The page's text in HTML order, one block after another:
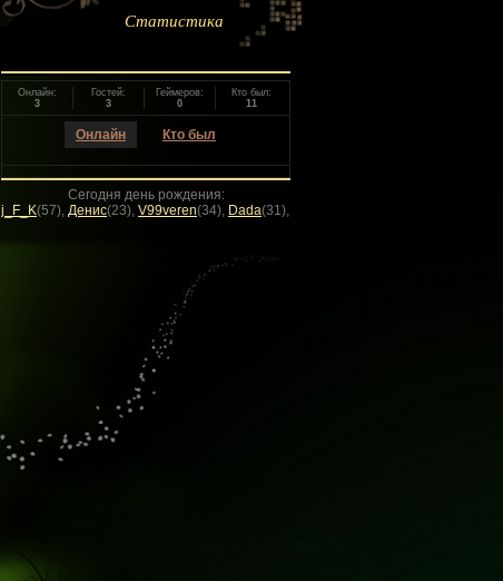
Статистика
Онлайн:
3
Гостей:
3
Геймеров:
0
Кто был:
11
Онлайн Кто был
Сегодня день рождения:
Денис(23),V99veren(34),Dada(31),Juice(35),Sergo4387